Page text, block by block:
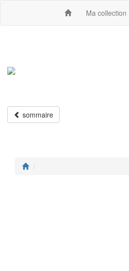
Ma collection
sommaire